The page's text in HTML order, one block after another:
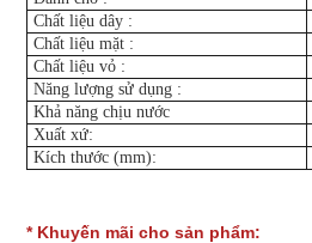
Chất liệu dây:
Chất liệu mặt:
Chất liệu vỏ :
Năng lượng sử dụng:
Khả năng chịu nước
Xuất xứ:
Kích thước (mm):
* Khuyến mãi cho sản phẩm: